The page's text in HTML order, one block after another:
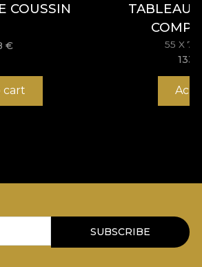
COUSSIN
€
cart
TABLEAU
55 X
SUBSCRIBE